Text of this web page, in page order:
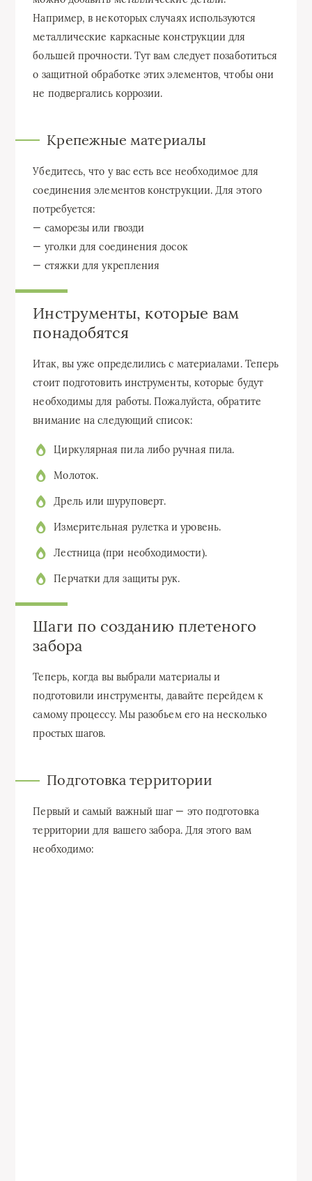
Например, в некоторых случаях используются
металлические каркасные конструкции для
большей прочности. Тут вам следует позаботиться
о защитной обработке этих элементов, чтобы они
не подвергались коррозии.
Крепежные материалы
Убедитесь, что у вас есть все необходимое для
соединения элементов конструкции. Для этого
потребуется:
— саморезы или гвозди
— уголки для соединения досок
— стяжки для укрепления
Инструменты, которые вам
понадобятся
Итак, вы уже определились с материалами. Теперь
стоит подготовить инструменты, которые будут
необходимы для работы. Пожалуйста, обратите
внимание на следующий список:
Циркулярная пила либо ручная пила.
Молоток.
Дрель или шуруповерт.
Измерительная рулетка и уровень.
Лестница (при необходимости).
Перчатки для защиты рук.
Шаги по созданию плетеного
забора
Теперь, когда вы выбрали материалы и
подготовили инструменты, давайте перейдем к
самому процессу. Мы разобьем его на несколько
простых шагов.
Подготовка территории
Первый и самый важный шаг — это подготовка
территории для вашего забора. Для этого вам
необходимо: